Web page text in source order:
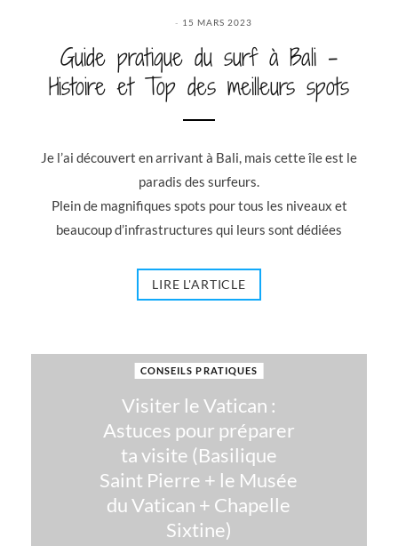
15 MARS 2023
Guide pratique du surf à Bali –
Histoire et Top des meilleurs spots
Je l’ai découvert en arrivant à Bali, mais cette île est le
paradis des surfeurs.
Plein de magnifiques spots pour tous les niveaux et
beaucoup d’infrastructures qui leurs sont dédiées
LIRE L'ARTICLE
CONSEILS PRATIQUES
Visiter le Vatican :
Astuces pour préparer
ta visite (Basilique
Saint Pierre + le Musée
du Vatican + Chapelle
Sixtine)